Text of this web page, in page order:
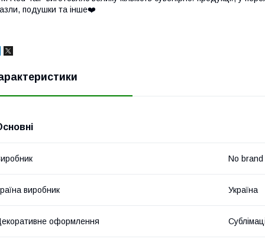
подушки та інше❤️
No brand
виробник Україна
оформлення